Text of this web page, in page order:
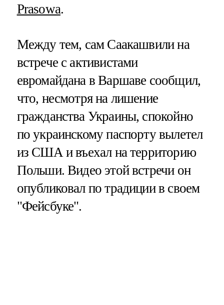
Prasowa.
Между тем, сам Саакашвили на
встрече с активистами
евромайдана в Варшаве сообщил,
что, несмотря на лишение
гражданства Украины, спокойно
по украинскому паспорту вылетел
из США и въехал на территорию
Польши. Видео этой встречи он
опубликовал по традиции в своем
"Фейсбуке".